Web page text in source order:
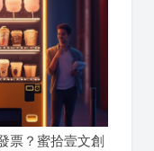
票？蜜拾壹文創